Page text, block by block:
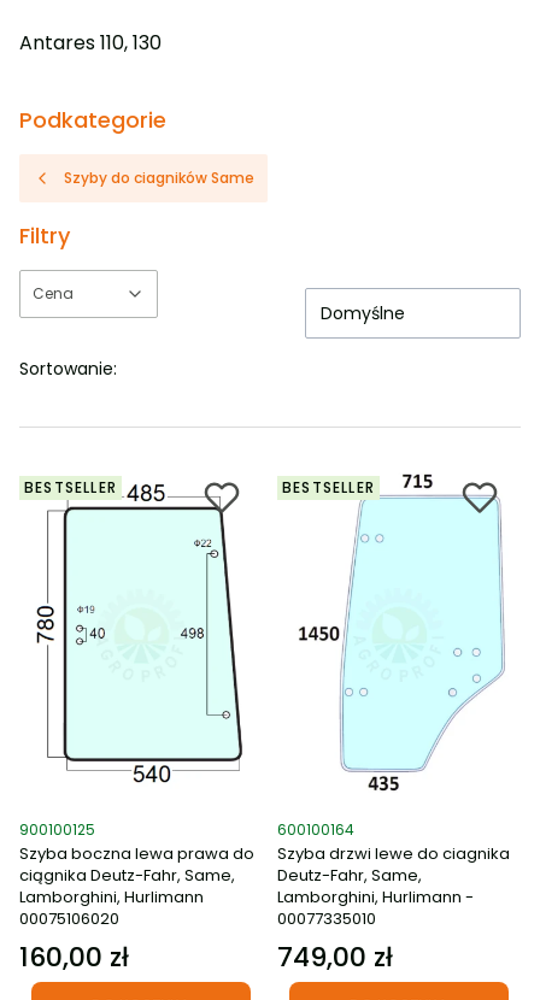
Antares 110, 130
Podkategorie
Szyby do ciagników Same
Filtry
Cena
Sortowanie:
Domyślne
BESTSELLER
Kod produktu
900100125
Szyba boczna lewa prawa do
ciągnika Deutz-Fahr, Same,
Lamborghini, Hurlimann
00075106020
Cena
160,00 zł
BESTSELLER
Kod produktu
600100164
Szyba drzwi lewe do ciagnika
Deutz-Fahr, Same,
Lamborghini, Hurlimann -
00077335010
Cena
749,00 zł